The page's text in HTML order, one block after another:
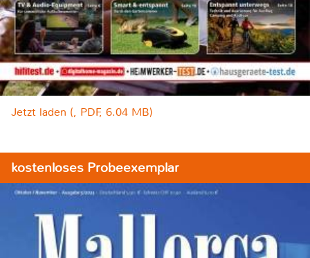
Jetzt laden (, PDF, 6.04 MB)
kostenloses Probeexemplar